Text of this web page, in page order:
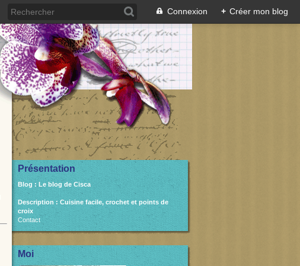
Connexion + Créer mon blog
Présentation
Blog : Le blog de Cisca
Description : Cuisine facile, crochet et points de
croix
Contact
Moi